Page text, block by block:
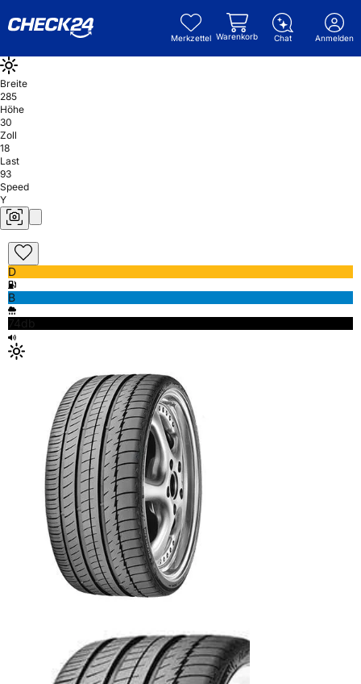
Merkzettel Warenkorb Chat Anmelden
Breite
285
Höhe
30
Zoll
18
Last
93
Speed
Y
D
B
74db